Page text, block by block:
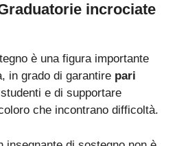
incrociate
è una figura importante
in grado di garantire pari
e di supportare
che incontrano difficoltà.